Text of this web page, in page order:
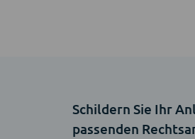
Schildern Sie Ihr
passenden